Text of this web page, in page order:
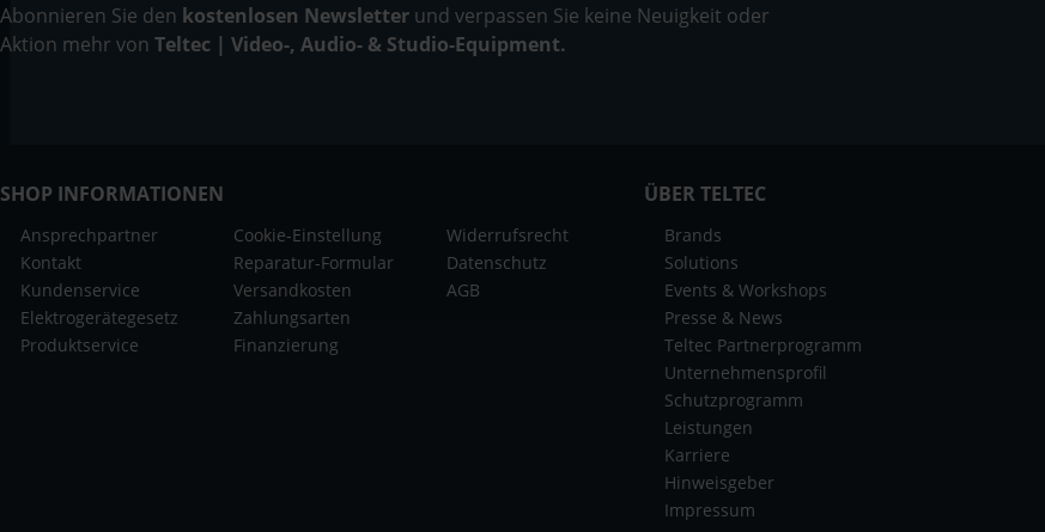
Abonnieren Sie den kostenlosen Newsletter und verpassen Sie keine Neuigkeit oder
Aktion mehr von Teltec | Video-, Audio- & Studio-Equipment.
SHOP INFORMATIONEN
Ansprechpartner
Kontakt
Kundenservice
Elektrogerätegesetz
Produktservice
Cookie-Einstellung
Reparatur-Formular
Versandkosten
Zahlungsarten
Finanzierung
Widerrufsrecht
Datenschutz
AGB
ÜBER TELTEC
Brands
Solutions
Events & Workshops
Presse & News
Teltec Partnerprogramm
Unternehmensprofil
Schutzprogramm
Leistungen
Karriere
Hinweisgeber
Impressum